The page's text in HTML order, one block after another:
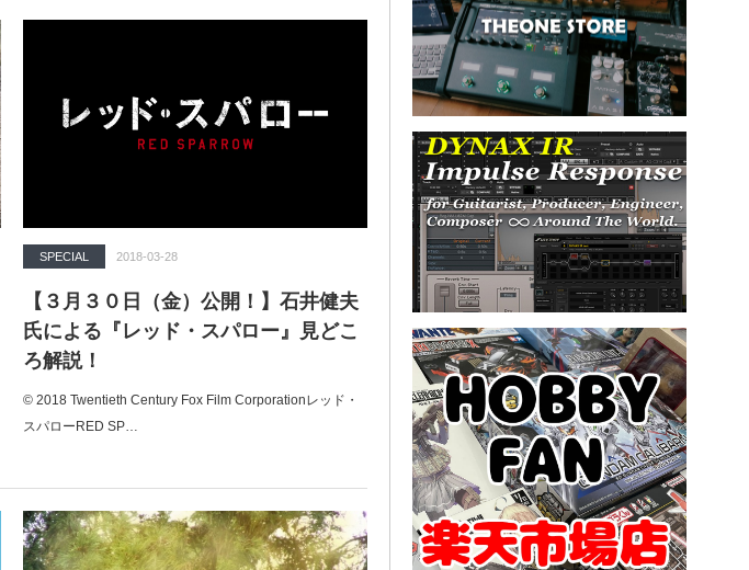
SPECIAL 2018-03-28
【３月３０日（金）公開！】石井健夫
氏による『レッド・スパロー』見どこ
ろ解説！
© 2018 Twentieth Century Fox Film Corporationレッド・
スパローRED SP…